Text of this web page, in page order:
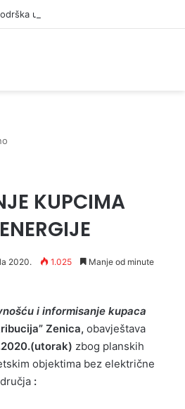
u iznosu od 138.000 KM
KUPCIMA
2020. 1.025 Manje od minute
šću i informisanje kupaca
Zenica, obavještava
zbog planskih
objektima bez električne
: